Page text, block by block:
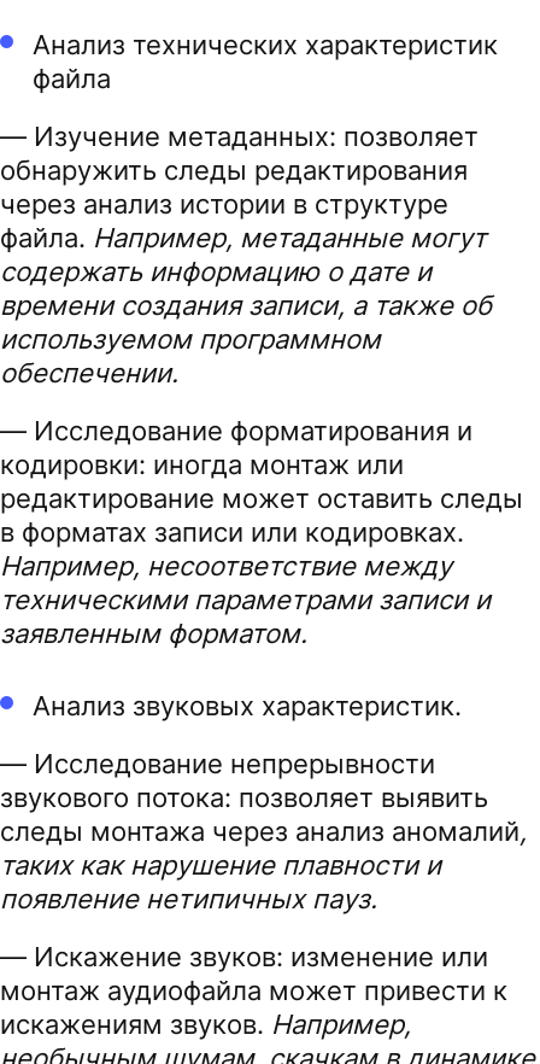
Анализ технических характеристик
файла
— Изучение метаданных: позволяет
обнаружить следы редактирования
через анализ истории в структуре
файла. Например, метаданные могут
содержать информацию о дате и
времени создания записи, а также об
используемом программном
обеспечении.
— Исследование форматирования и
кодировки: иногда монтаж или
редактирование может оставить следы
в форматах записи или кодировках.
Например, несоответствие между
техническими параметрами записи и
заявленным форматом.
Анализ звуковых характеристик.
— Исследование непрерывности
звукового потока: позволяет выявить
следы монтажа через анализ аномалий,
таких как нарушение плавности и
появление нетипичных пауз.
— Искажение звуков: изменение или
монтаж аудиофайла может привести к
искажениям звуков. Например,